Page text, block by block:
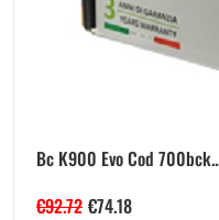
Bc K900 Evo Cod
€92.72 €74.18